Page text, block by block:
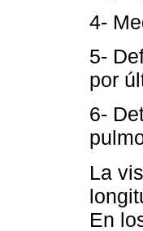
4-
5-
por
6-
La
En